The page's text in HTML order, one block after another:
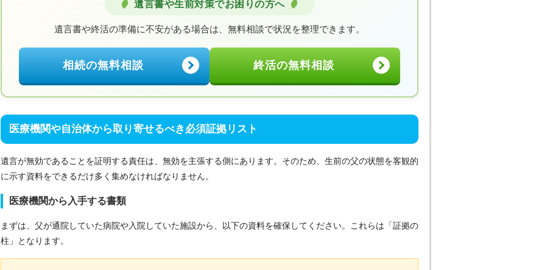
遺言書や生前対策でお困りの方へ
遺言書や終活の準備に不安がある場合は、 無料相談で状況を整理できます。
相続の無料相談 終活の無料相談
医療機関や自治体から取り寄せるべき必須証拠リスト
遺言が無効であることを証明する責任は、無効を主張する側にあります。そのため、生前の父の状態を客観的
に示す資料をできるだけ多く集めなければなりません。
医療機関から入手する書類
まずは、父が通院していた病院や入院していた施設から、以下の資料を確保してください。これらは「証拠の
柱」となります。